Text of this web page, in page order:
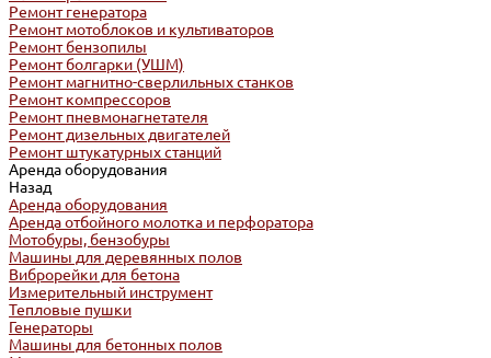
Ремонт генератора
Ремонт мотоблоков и культиваторов
Ремонт бензопилы
Ремонт болгарки (УШМ)
Ремонт магнитно-сверлильных станков
Ремонт компрессоров
Ремонт пневмонагнетателя
Ремонт дизельных двигателей
Ремонт штукатурных станций
Аренда оборудования
Назад
Аренда оборудования
Аренда отбойного молотка и перфоратора
Мотобуры, бензобуры
Машины для деревянных полов
Виброрейки для бетона
Измерительный инструмент
Тепловые пушки
Генераторы
Машины для бетонных полов